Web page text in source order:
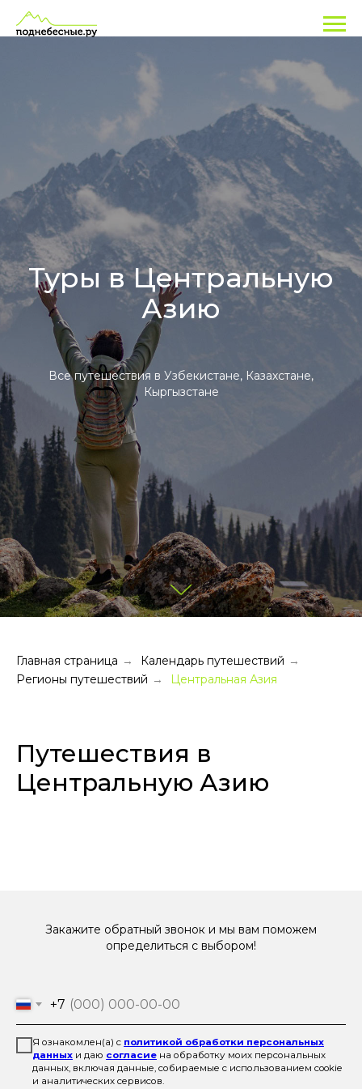
Туры в Центральную
Азию
Все путешествия в Узбекистане, Казахстане,
Кыргызстане
Главная страница → Календарь путешествий →
Регионы путешествий → Центральная Азия
Путешествия в
Центральную Азию
Закажите обратный звонок и мы вам поможем
определиться с выбором!
+7
Я ознакомлен(а) с политикой обработки персональных
данных и даю согласие на обработку моих персональных
данных, включая данные, собираемые с использованием cookie
и аналитических сервисов.